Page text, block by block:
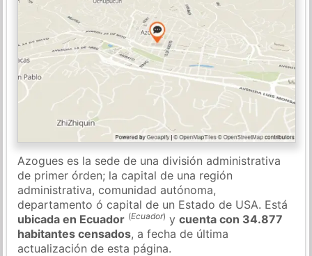
Azogues es la sede de una división administrativa
de primer órden; la capital de una región
administrativa, comunidad autónoma,
departamento ó capital de un Estado de USA. Está
ubicada en Ecuador (Ecuador) ycuenta con 34.877
habitantes censados, a fecha de última
actualización de esta página.